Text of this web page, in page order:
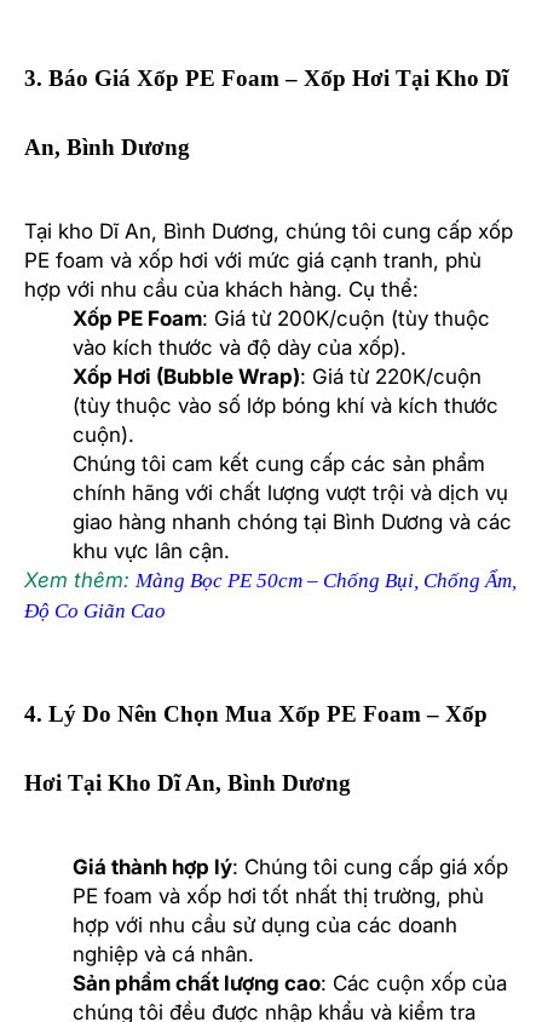
3. Báo Giá Xốp PE Foam – Xốp Hơi Tại Kho Dĩ
An, Bình Dương
Tại kho Dĩ An, Bình Dương, chúng tôi cung cấp xốp
PE foam và xốp hơi với mức giá cạnh tranh, phù
hợp với nhu cầu của khách hàng. Cụ thể:
Xốp PE Foam: Giá từ 200K/cuộn (tùy thuộc
vào kích thước và độ dày của xốp).
Xốp Hơi (Bubble Wrap): Giá từ 220K/cuộn
(tùy thuộc vào số lớp bóng khí và kích thước
cuộn).
Chúng tôi cam kết cung cấp các sản phẩm
chính hãng với chất lượng vượt trội và dịch vụ
giao hàng nhanh chóng tại Bình Dương và các
khu vực lân cận.
Xem thêm: Màng Bọc PE 50cm – Chống Bụi, Chống Ẩm,
Độ Co Giãn Cao
4. Lý Do Nên Chọn Mua Xốp PE Foam – Xốp
Hơi Tại Kho Dĩ An, Bình Dương
Giá thành hợp lý: Chúng tôi cung cấp giá xốp
PE foam và xốp hơi tốt nhất thị trường, phù
hợp với nhu cầu sử dụng của các doanh
nghiệp và cá nhân.
Sản phẩm chất lượng cao: Các cuộn xốp của
chúng tôi đều được nhập khẩu và kiểm tra